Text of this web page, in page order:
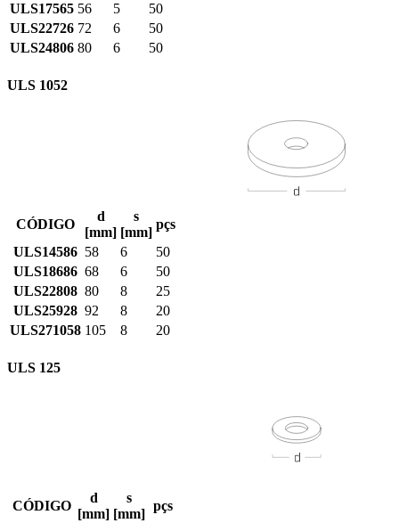
ULS17565 56 5
50
ULS22726 72 6
50
ULS24806 80 6 50
ULS 1052
CÓDIGO
d
[mm]
s
[mm]
pçs
ULS14586 58 6
50
ULS18686 68 6
50
ULS22808 80 8
25
ULS25928 92 8
20
ULS271058 105 8 20
ULS 125
CÓDIGO
d
[mm]
s
[mm]
pçs